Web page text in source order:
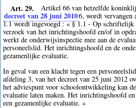
Art. 29. Artikel 66 van hetzelfde
decreet van 28 juni 20106, wordt vervangen
1.1 wordt ingevoegd : « § 1.1 - Op schriftelijk
verzoek van het inrichtingshoofd en/of in
werkt de onderwijsinspectie mee aan de
personeelslid. Het inrichtingshoofd en de
gezamenlijke evaluatie.
In geval van een klacht tegen een
afdeling 3, van het decreet van 25 juni 2012
het adviespunt voor schoolontwikkeling kan
evaluatie laten maken. Het inrichtingshoofd
een gezamenlijke evaluatie. »